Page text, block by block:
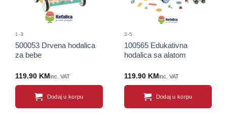
1-3
500053 Drvena hodalica
za bebe
119.90 KMinc. VAT
Dodaj u korpu
3-5
100565 Edukativna
hodalica sa alatom
119.90 KMinc. VAT
Dodaj u korpu